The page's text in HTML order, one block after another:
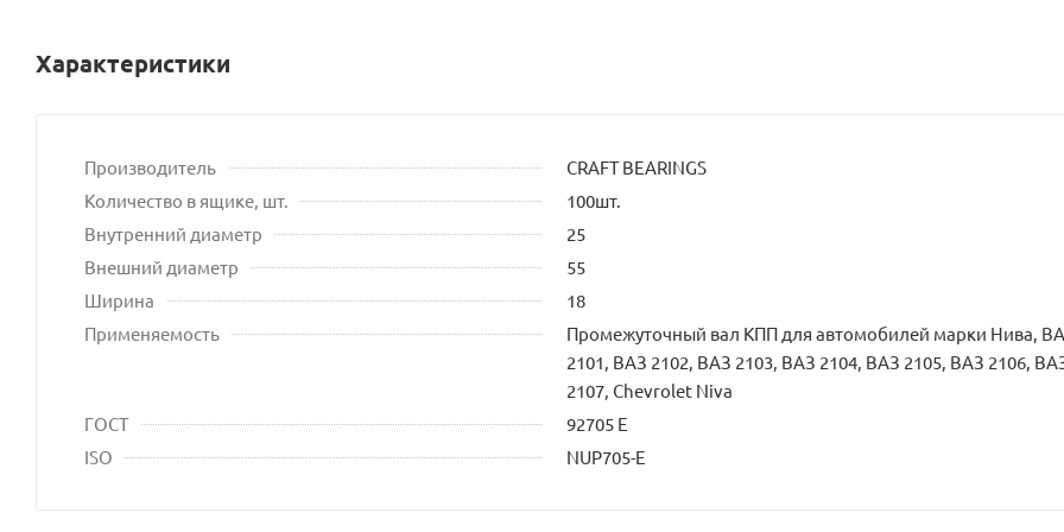
Характеристики
Производитель
CRAFT BEARINGS
Количество в ящике, шт.
100шт.
Внутренний диаметр
25
Внешний диаметр
55
Ширина
18
Применяемость
Промежуточный вал КПП для автомобилей марки Нива,
2101, ВАЗ 2102, ВАЗ 2103, ВАЗ 2104, ВАЗ 2105, ВАЗ 2106,
2107, Chevrolet Niva
ГОСТ
92705 Е
ISO
NUP705-E